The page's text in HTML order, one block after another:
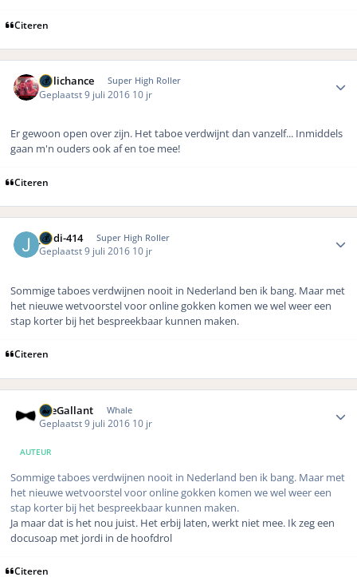
Citeren
Hillichance Super High Roller
Geplaatst9 juli 2016 10 jr
Er gewoon open over zijn. Het taboe verdwijnt dan vanzelf... Inmiddels
gaan m'n ouders ook af en toe mee!
Citeren
jordi-414 Super High Roller
Geplaatst9 juli 2016 10 jr
Sommige taboes verdwijnen nooit in Nederland ben ik bang. Maar met
het nieuwe wetvoorstel voor online gokken komen we wel weer een
stap korter bij het bespreekbaar kunnen maken.
Citeren
TheGallant Whale
Geplaatst9 juli 2016 10 jr
AUTEUR
Sommige taboes verdwijnen nooit in Nederland ben ik bang. Maar met
het nieuwe wetvoorstel voor online gokken komen we wel weer een
stap korter bij het bespreekbaar kunnen maken.
Ja maar dat is het nou juist. Het erbij laten, werkt niet mee. Ik zeg een
docusoap met jordi in de hoofdrol
Citeren